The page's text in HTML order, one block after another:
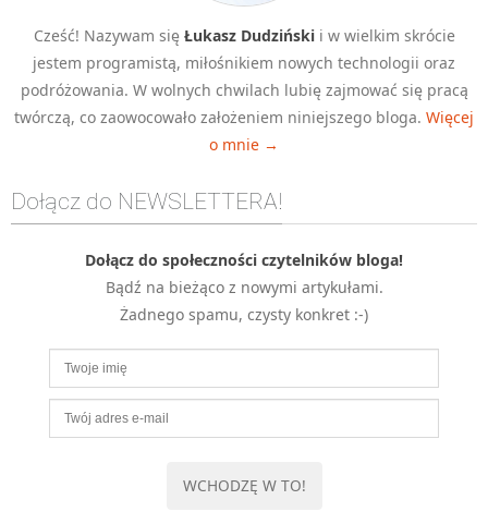
Pascal
HTML 5
CSS 3
Django
PHP
WordPress
MOBILE
Android
KONTROLA WERSJI
SQL
Cześć! Nazywam się Łukasz Dudzińskii w wielkim skrócie
jestem programistą, miłośnikiem nowych technologii oraz
podróżowania. W wolnych chwilach lubię zajmować się pracą
twórczą, co zaowocowało założeniem niniejszego bloga. Więcej
o mnie →
Dołącz do NEWSLETTERA!
Dołącz do społeczności czytelników bloga!
Bądź na bieżąco z nowymi artykułami.
Żadnego spamu, czysty konkret :-)